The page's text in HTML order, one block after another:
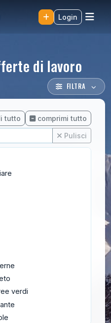
Login
di lavoro
FILTRA
tutto comprimi tutto
Pulisci
verdi